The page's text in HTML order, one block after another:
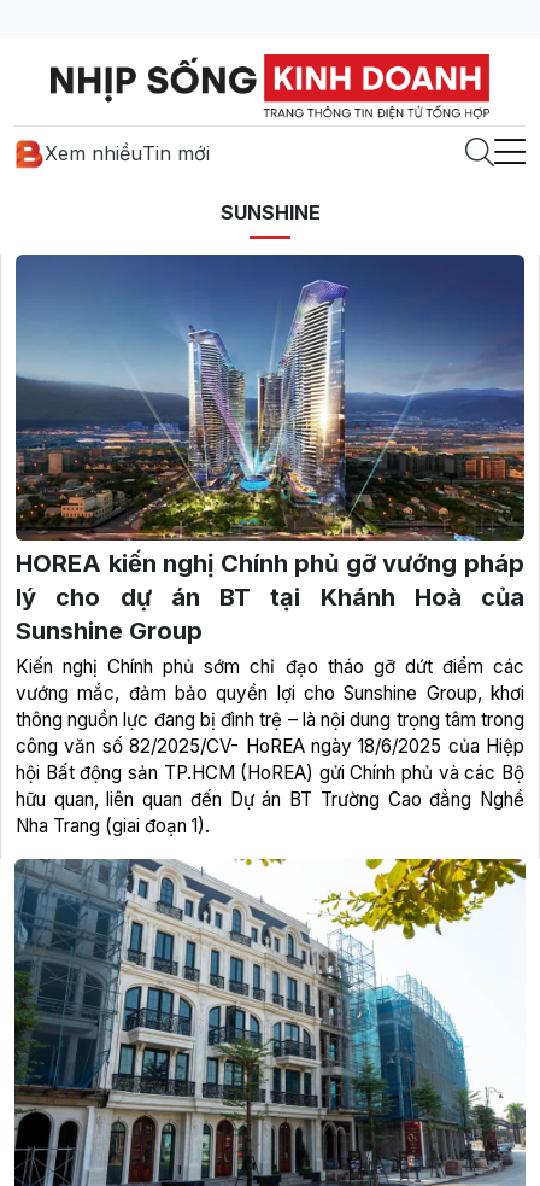
Xem nhiềuTin mới
SUNSHINE
HOREA kiến nghị Chính phủ gỡ vướng pháp
lý cho dự án BT tại Khánh Hoà của
Sunshine Group
Kiến nghị Chính phủ sớm chỉ đạo tháo gỡ dứt điểm các
vướng mắc, đảm bảo quyền lợi cho Sunshine Group, khơi
thông nguồn lực đang bị đình trệ – là nội dung trọng tâm trong
công văn số 82/2025/CV- HoREA ngày 18/6/2025 của Hiệp
hội Bất động sản TP.HCM (HoREA) gửi Chính phủ và các Bộ
hữu quan, liên quan đến Dự án BT Trường Cao đẳng Nghề
Nha Trang (giai đoạn 1).